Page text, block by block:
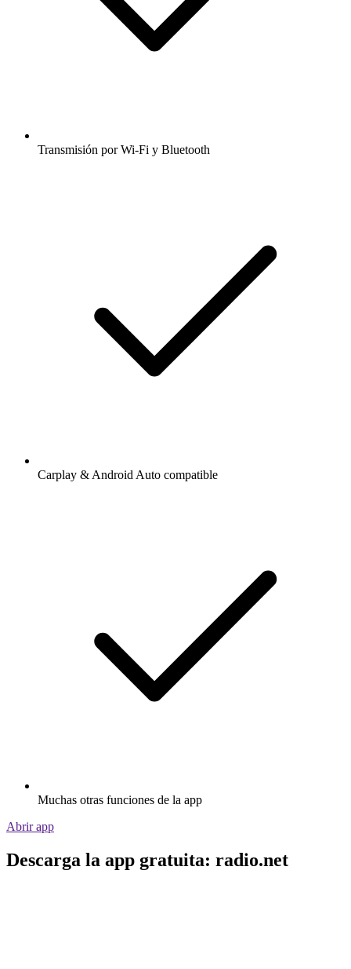
Transmisión por Wi-Fi y Bluetooth
Carplay & Android Auto compatible
Muchas otras funciones de la app
Abrir app
Descarga la app gratuita: radio.net